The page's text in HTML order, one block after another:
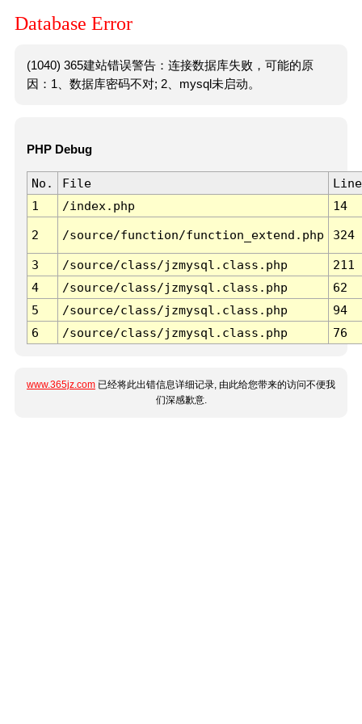
Database Error
(1040) 365建站错误警告：连接数据库失败，可能的原
因：1、数据库密码不对; 2、mysql未启动。
PHP Debug
No. File
Line
1
/index.php 14
2 /source/function/function_extend.php 324
3 /source/class/jzmysql.class.php
211
4
/source/class/jzmysql.class.php
62
5
/source/class/jzmysql.class.php
94
6
/source/class/jzmysql.class.php 76
www.365jz.com 已经将此出错信息详细记录, 由此给您带来的访问不便我
们深感歉意.